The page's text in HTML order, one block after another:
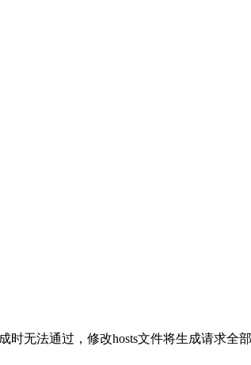
无法通过，修改hosts文件将生成请求全